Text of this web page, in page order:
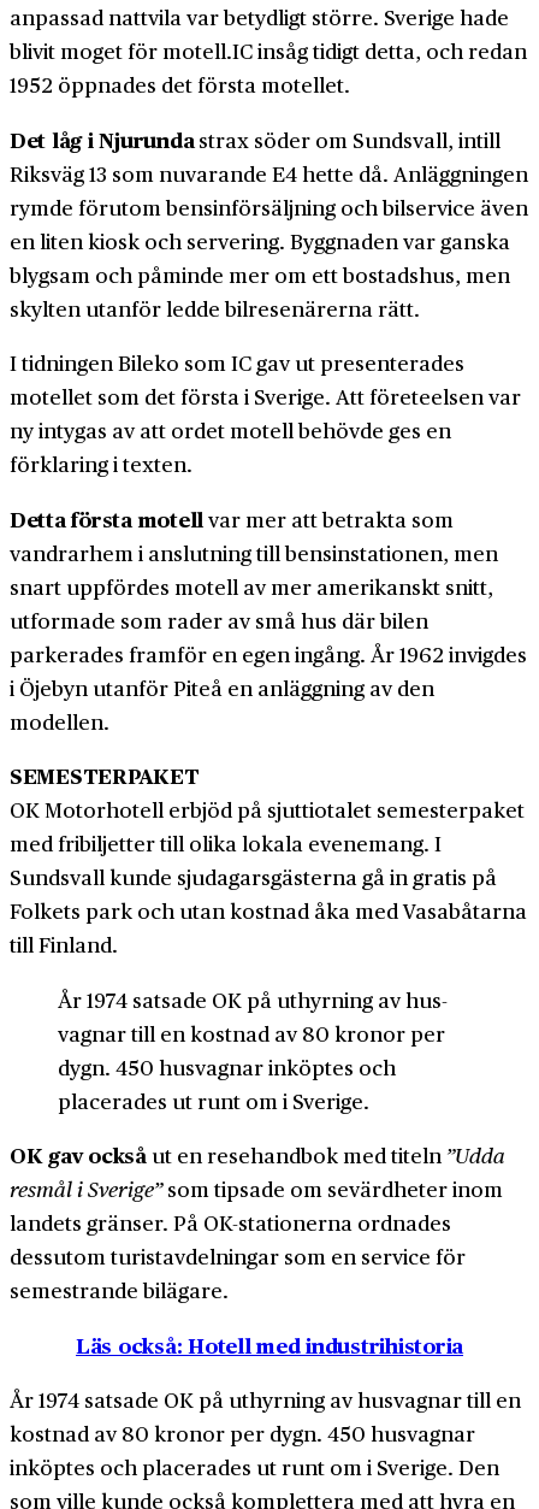
anpassad natt­vila var betydligt större. Sverige hade
blivit moget för motell.IC insåg tidigt detta, och redan
1952 öppnades det första motellet.
Det låg i Njurunda strax söder om Sundsvall, intill
Riksväg 13 som nuvarande E4 hette då. Anläggningen
rymde förutom bensin­försäljning och bil­service även
en liten kiosk och servering. Byggnaden var ganska
blygsam och påminde mer om ett bostads­hus, men
skylten utanför ledde bil­resenärerna rätt.
I tidningen Bileko som IC gav ut presenterades
motellet som det första i Sverige. Att företeelsen var
ny intygas av att ordet motell behövde ges en
förklaring i texten.
Detta första motell var mer att betrakta som
vandrar­hem i anslutning till bensin­stationen, men
snart uppfördes motell av mer amerikanskt snitt,
utformade som rader av små hus där bilen
parkerades framför en egen ingång. År 1962 invigdes
i Öjebyn utanför Piteå en anläggning av den
modellen.
SEMESTERPAKET
OK Motor­hotell erbjöd på sjuttio­talet semester­paket
med fri­biljetter till olika lokala evenemang. I
Sundsvall kunde sju­dagars­gästerna gå in gratis på
Folkets park och utan kostnad åka med Vasa­båtarna
till Finland.
År 1974 satsade OK på uthyrning av hus­
vagnar till en kostnad av 80 kronor per
dygn. 450 husvagnar inköptes och
placerades ut runt om i Sverige.
OK gav ocksåut en rese­handbok med titeln ”Udda
resmål i Sverige”som tipsade om sevärd­heter inom
landets gränser. På OK-stationerna ordnades
dessutom turist­avdelningar som en service för
semestrande bilägare.
Läs också: Hotell med industrihistoria
År 1974 satsade OK på uthyrning av hus­vagnar till en
kostnad av 80 kronor per dygn. 450 husvagnar
inköptes och placerades ut runt om i Sverige. Den
som ville kunde också komplettera med att hyra en